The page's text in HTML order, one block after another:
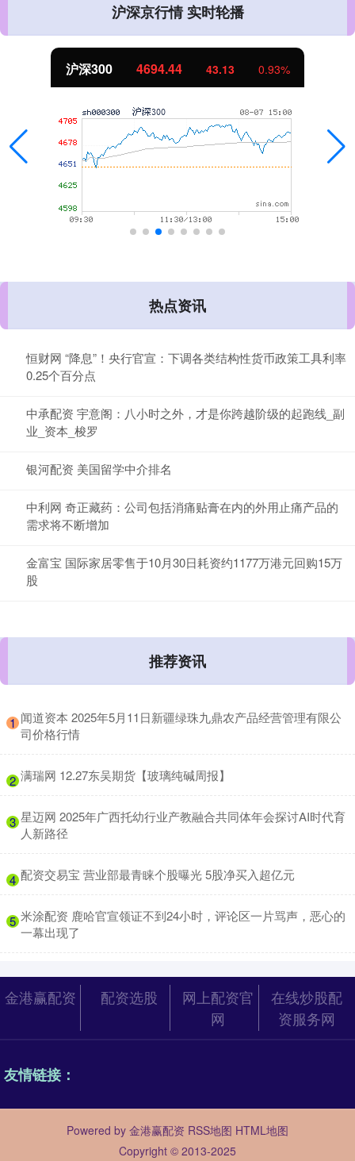
沪深京行情 实时轮播
沪深300 4694.44 43.13 0.93%
热点资讯
恒财网 “降息”！央行官宣：下调各类结构性货币政策工具利率
0.25个百分点
中承配资 宇意阁：八小时之外，才是你跨越阶级的起跑线_副
业_资本_梭罗
银河配资 美国留学中介排名
中利网 奇正藏药：公司包括消痛贴膏在内的外用止痛产品的
需求将不断增加
金富宝 国际家居零售于10月30日耗资约1177万港元回购15万
股
推荐资讯
1 ​闻道资本 2025年5月11日新疆绿珠九鼎农产品经营管理有限公
司价格行情
2 ​满瑞网 12.27东吴期货【玻璃纯碱周报】
3 ​星迈网 2025年广西托幼行业产教融合共同体年会探讨AI时代育
人新路径
4 ​配资交易宝 营业部最青睐个股曝光 5股净买入超亿元
5 ​米涂配资 鹿哈官宣领证不到24小时，评论区一片骂声，恶心的
一幕出现了
金港赢配资 配资选股
网上配资官
网
在线炒股配
资服务网
友情链接：
Powered by 金港赢配资 RSS地图 HTML地图
Copyright © 2013-2025